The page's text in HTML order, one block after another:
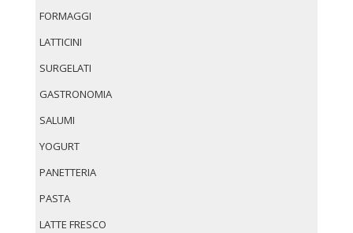
FORMAGGI
LATTICINI
SURGELATI
GASTRONOMIA
SALUMI
YOGURT
PANETTERIA
PASTA
LATTE FRESCO